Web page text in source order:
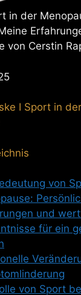
in der
von Cerstin
I Sport in der
von
und
für ein
von Sport